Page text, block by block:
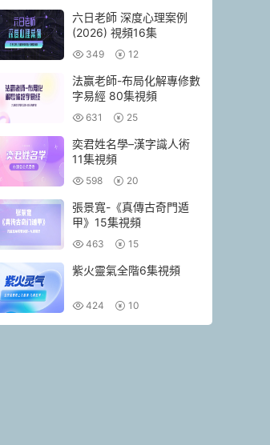
六日老師 深度心理案例
(2026) 視頻16集
349 12
法赢老師-布局化解專修數
字易經 80集視頻
631 25
奕君姓名學–漢字識人術
11集視頻
598 20
張景寬-《真傳古奇門遁
甲》15集視頻
463 15
紫火靈氣全階6集視頻
424 10